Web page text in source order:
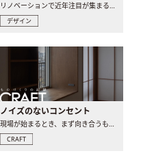
リノベーションで近年注目が集まる建築意匠の一つであるアール..
デザイン
ノイズのないコンセント
現場が始まるとき、まず向き合うものの一つがコンセントです..
CRAFT